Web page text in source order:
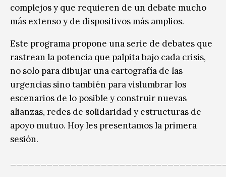
complejos y que requieren de un debate mucho
más extenso y de dispositivos más amplios.
Este programa propone una serie de debates que
rastrean la potencia que palpita bajo cada crisis,
no solo para dibujar una cartografía de las
urgencias sino también para vislumbrar los
escenarios de lo posible y construir nuevas
alianzas, redes de solidaridad y estructuras de
apoyo mutuo. Hoy les presentamos la primera
sesión.